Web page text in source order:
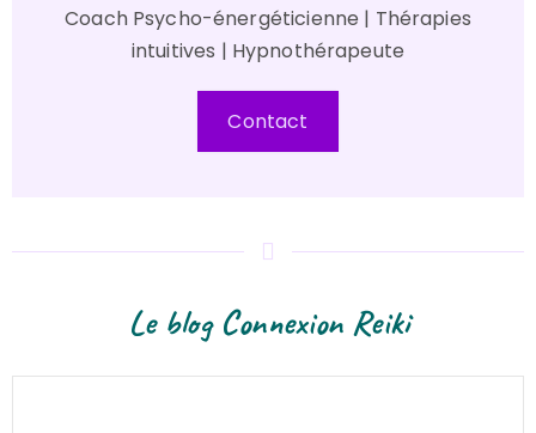
Coach Psycho-énergéticienne | Thérapies
intuitives | Hypnothérapeute
Contact
Le blog Connexion Reiki